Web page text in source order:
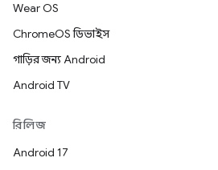
Wear OS
ChromeOS ডিভাইস
গাড়ির জন্য Android
Android TV
রিলিজ
Android 17